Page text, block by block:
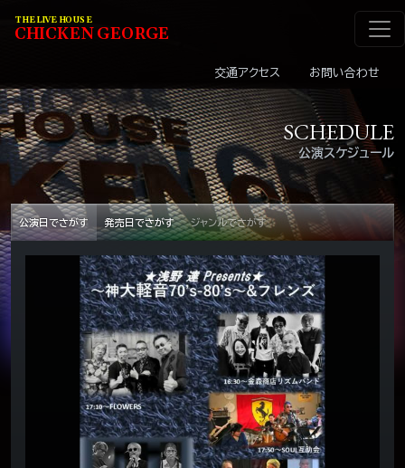
メインナビゲーショ
THE LIVE HOUSE
CHICKENGEORGE
交通アクセス お問い合わせ
公演スケジュール
SCHEDULE
公演日でさがす 発売日でさがす ジャンルでさがす